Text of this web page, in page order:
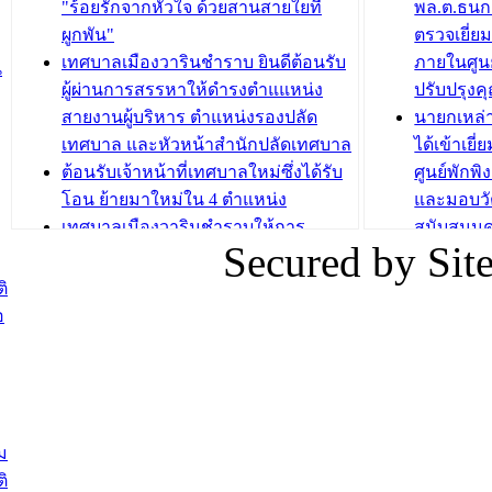
วารินชำราบ จัดโครงการอบรมอาชีพ
ระยะสั้น ประจำปี 2568 (หลักสูตรการ
ถักทอผลิตภัณฑ์จากถุงพลาสติก)
บทความ อื่นๆ ...
เด็กเล็ก
เทศบาลเ
ปรึกษาห
วัยของอ
บทความ อื่นๆ ...
"ร้อยรักจากหัวใจ ด้วยสานสายใยที่
ผูกพัน"
เทศบาลเมืองวารินชำราบ ยินดีต้อนรับ
ผู้ผ่านการสรรหาให้ดำรงตำแแหน่ง
สายงานผู้บริหาร ตำแหน่งรองปลัด
เทศบาล และหัวหน้าสำนักปลัดเทศบาล
ต้อนรับเจ้าหน้าที่เทศบาลใหม่ซึ่งได้รับ
โอน ย้ายมาใหม่ใน 4 ตำแหน่ง
เทศบาลเมืองวารินชำราบให้การ
ต้อนรับพนักงานเทศบาลผู้ผ่านการ
สรรหาให้ดำรงตำแหน่งสายงานผู้
พล.ต.ธน
ตรวจเยี่ย
ภายในศู
ปรับปรุง
นายกเห
ได้เข้าเยี่
ศูนย์พักพิ
และมอบ
สนับสนุน
ภัยน้ำท่วม
ภาพบรร
Secured by